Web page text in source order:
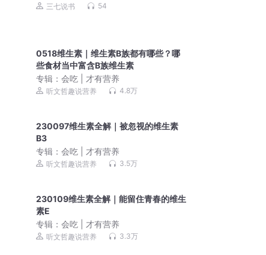
三七说书 54
0518维生素｜维生素B族都有哪些？哪
些食材当中富含B族维生素
专辑：会吃 | 才有营养
听文哲趣说营养 4.8万
230097维生素全解｜被忽视的维生素
B3
专辑：会吃 | 才有营养
听文哲趣说营养 3.5万
230109维生素全解｜能留住青春的维生
素E
专辑：会吃 | 才有营养
听文哲趣说营养 3.3万